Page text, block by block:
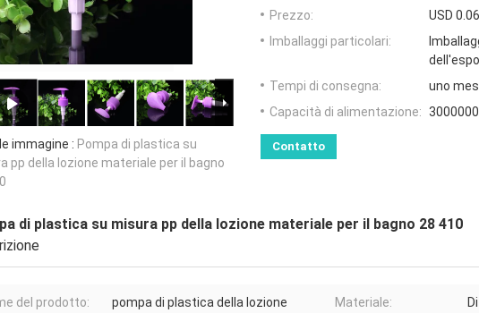
immagine : Pompa di plastica su
pp della lozione materiale per il bagno
Prezzo:
USD
Imballaggi particolari:
Tempi di consegna:
uno
Capacità di alimentazione:
Contatto
di plastica su misura pp della lozione materiale per il bagno 28 410
del prodotto: pompa di plastica della lozione Materiale: